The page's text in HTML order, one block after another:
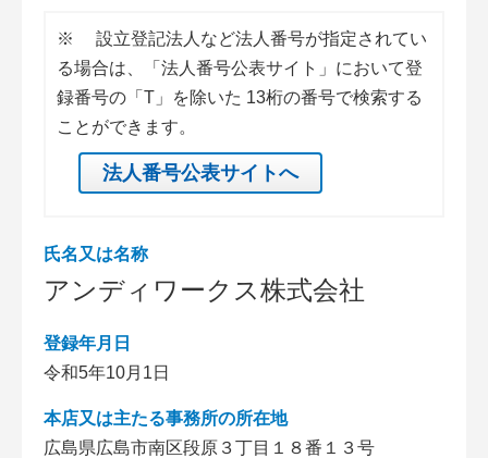
※
設立登記法人など法人番号が指定されてい
る場合は、「法人番号公表サイト」において登
録番号の「T」を除いた 13桁の番号で検索する
ことができます。
法人番号公表サイトへ
氏名又は名称
アンディワークス株式会社
登録年月日
令和5年10月1日
本店又は主たる事務所の所在地
広島県広島市南区段原３丁目１８番１３号